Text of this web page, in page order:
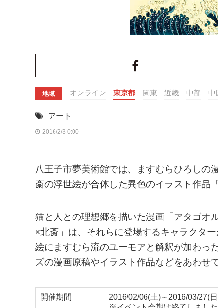
地域 オンライン 東京都 関東 近畿 中部 中
アート
2016/2/3 0:00
八王子市夢美術館では、ますむらひろしの
斎の浮世絵が合体した異色のイラスト作品
猫と人との理想郷を描いた漫画「アタゴオ
×北斎」は、それらに登場するキャラクタ
絵にますむら流のユーモアと解釈が加わっ
ズの漫画原稿やイラスト作品などをあわせ
開催期間
2016/02/06(土)～2016/03/27(